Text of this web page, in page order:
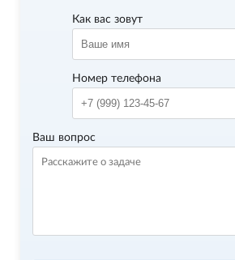
Как вас зовут
Номер телефона
Ваш вопрос